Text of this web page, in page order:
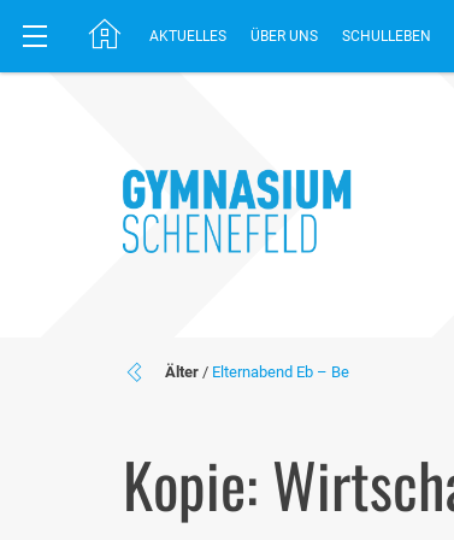
AKTUELLES ÜBER UNS SCHULLEBEN
Älter / Elternabend Eb – Be
Kopie: